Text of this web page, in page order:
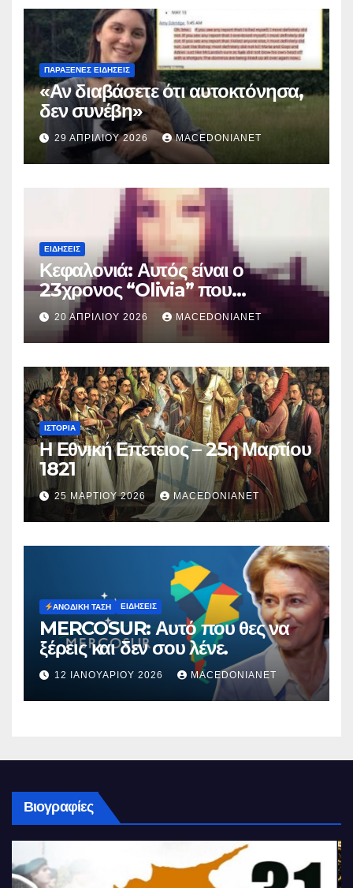
ΠΑΡΆΞΕΝΕΣ ΕΙΔΉΣΕΙΣ
«Αν διαβάσετε ότι αυτοκτόνησα,
δεν συνέβη»
29 ΑΠΡΙΛΊΟΥ 2026 MACEDONIANET
ΕΙΔΉΣΕΙΣ
Κεφαλονιά: Αυτός είναι ο
23χρονος “Olivia” που
κατηγορείται για τον θάνατο της
Μυρτούς
20 ΑΠΡΙΛΊΟΥ 2026 MACEDONIANET
ΙΣΤΟΡΊΑ
Η Εθνική Επετειος – 25η Μαρτίου
1821
25 ΜΑΡΤΊΟΥ 2026 MACEDONIANET
ΑΝΟΔΙΚΉ ΤΆΣΗ ΕΙΔΉΣΕΙΣ
MERCOSUR: Αυτό που θες να
ξέρεις και δεν σου λένε.
12 ΙΑΝΟΥΑΡΊΟΥ 2026 MACEDONIANET
Βιογραφίες